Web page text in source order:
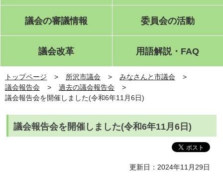
議会の審議情報 委員会の活動
議会改革 用語解説・FAQ
トップページ 所沢市議会
みなさんと市議会
議会報告会
過去の議会報告会
議会報告会を開催しました(令和6年11月6日)
議会報告会を開催しました(令和6年11月6日)
更新日：2024年11月29日